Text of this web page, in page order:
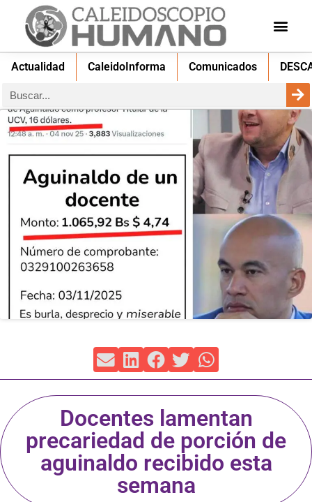
Actualidad CaleidoInforma Comunicados
Docentes lamentan
precariedad de porción de
aguinaldo recibido esta
semana